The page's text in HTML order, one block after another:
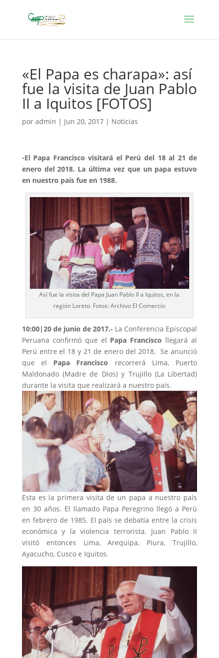
«El Papa es charapa»: así
fue la visita de Juan Pablo
II a Iquitos [FOTOS]
por admin | Jun 20, 2017| Noticias
-El Papa Francisco visitará el Perú del 18 al 21 de
enero del 2018. La última vez que un papa estuvo
en nuestro país fue en 1988.
Así fue la visita del Papa Juan Pablo II a Iquitos, en la
región Loreto. Fotos: Archivo El Comercio
10:00|20 de junio de 2017.- La Conferencia Episcopal
Peruana confirmó que el Papa Francisco llegará al
Perú entre el 18 y 21 de enero del 2018. Se anunció
que el Papa Francisco recorrerá Lima, Puerto
Maldonado (Madre de Dios) y Trujillo (La Libertad)
durante la visita que realizará a nuestro país.
Esta es la primera visita de un papa a nuestro país
en 30 años. El llamado Papa Peregrino llegó a Perú
en febrero de 1985. El país se debatía entre la crisis
económica y la violencia terrorista. Juan Pablo II
visitó entonces Lima, Arequipa, Piura, Trujillo,
Ayacucho, Cusco e Iquitos.